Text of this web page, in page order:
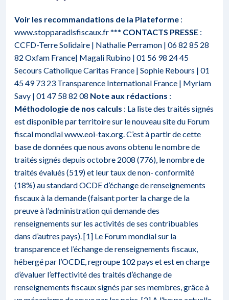
Voir les recommandations de la Plateforme :
www.stopparadisfiscaux.fr*** CONTACTS PRESSE :
CCFD-Terre Solidaire | Nathalie Perramon | 06 82 85 28
82 Oxfam France| Magali Rubino | 01 56 98 24 45
Secours Catholique Caritas France | Sophie Rebours | 01
45 49 73 23 Transparence International France | Myriam
Savy | 01 47 58 82 08 Note aux rédactions :
Méthodologie de nos calculs : La liste des traités signés
est disponible par territoire sur le nouveau site du Forum
fiscal mondial www.eoi-tax.org. C’est à partir de cette
base de données que nous avons obtenu le nombre de
traités signés depuis octobre 2008 (776), le nombre de
traités évalués (519) et leur taux de non- conformité
(18%) au standard OCDE d’échange de renseignements
fiscaux à la demande (faisant porter la charge de la
preuve à l’administration qui demande des
renseignements sur les activités de ses contribuables
dans d’autres pays). [1] Le Forum mondial sur la
transparence et l’échange de renseignements fiscaux,
hébergé par l’OCDE, regroupe 102 pays et est en charge
d’évaluer l’effectivité des traités d’échange de
renseignements fiscaux signés par ses membres, grâce à